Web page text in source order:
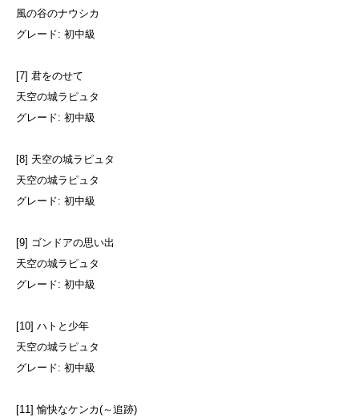
風の谷のナウシカ
グレード: 初中級
[7] 君をのせて
天空の城ラピュタ
グレード: 初中級
[8] 天空の城ラピュタ
天空の城ラピュタ
グレード: 初中級
[9] ゴンドアの思い出
天空の城ラピュタ
グレード: 初中級
[10] ハトと少年
天空の城ラピュタ
グレード: 初中級
[11] 愉快なケンカ(～追跡)